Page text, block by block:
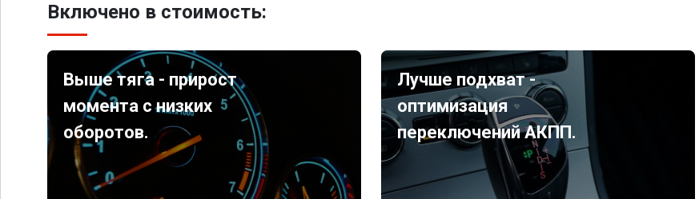
Включено в стоимость:
Выше тяга - прирост
момента с низких
оборотов.
Лучше подхват -
оптимизация
переключений АКПП.